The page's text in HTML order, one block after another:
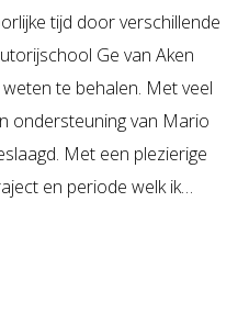
tijd door verschillende
Ge van Aken
te behalen. Met veel
ondersteuning van Mario
Met een plezierige
en periode welk ik…